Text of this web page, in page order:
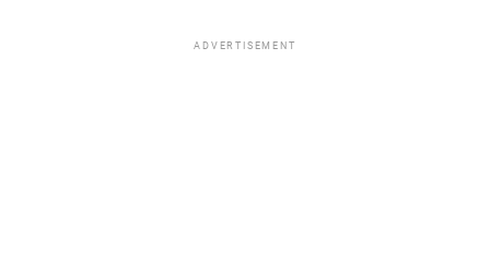
ADVERTISEMENT